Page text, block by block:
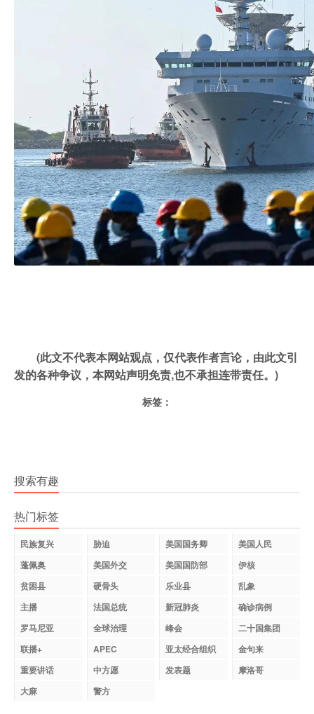
(此文不代表本网站观点，仅代表作者言论，由此文引
发的各种争议，本网站声明免责,也不承担连带责任。)
标签：
搜索有趣
热门标签
民族复兴 胁迫 美国国务卿
美国人民
蓬佩奥
美国外交 美国国防部
伊核
贫困县
硬骨头 乐业县
乱象
主播
法国总统 新冠肺炎
确诊病例
罗马尼亚
全球治理 峰会
二十国集团
联播+
APEC 亚太经合组织
金句来
重要讲话
中方愿 发表题
摩洛哥
大麻
警方